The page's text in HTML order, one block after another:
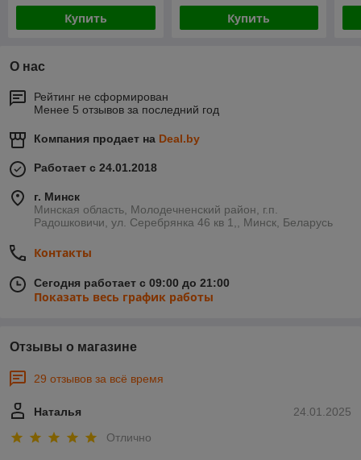
Купить Купить
О нас
Рейтинг не сформирован
Менее 5 отзывов за последний год
Компания продает на Deal.by
Работает с 24.01.2018
г. Минск
Минская область, Молодечненский район, г.п.
Радошковичи, ул. Серебрянка 46 кв 1,, Минск, Беларусь
Контакты
Сегодня работает с 09:00 до 21:00
Показать весь график работы
Отзывы о магазине
29 отзывов за всё время
24.01.2025
Наталья
Отлично